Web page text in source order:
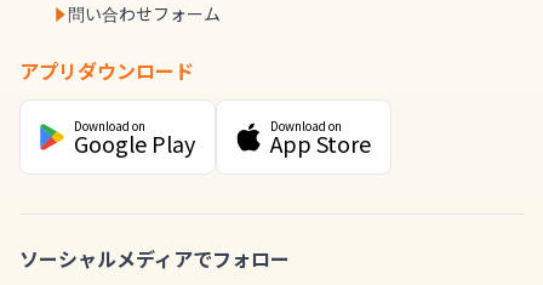
問い合わせフォーム
アプリダウンロード
Download on
Google Play
Download on
App Store
ソーシャルメディアでフォロー